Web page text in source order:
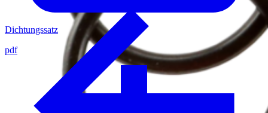
Dichtungssatz
pdf